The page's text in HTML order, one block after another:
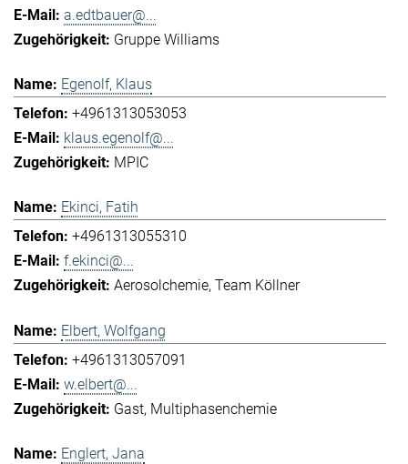
a.edtbauer@...
Gruppe Williams
Egenolf, Klaus
+4961313053053
klaus.egenolf@...
MPIC
Ekinci, Fatih
+4961313055310
f.ekinci@...
Aerosolchemie Team Köllner
Elbert, Wolfgang
+4961313057091
w.elbert@...
Gast Multiphasenchemie
Englert, Jana